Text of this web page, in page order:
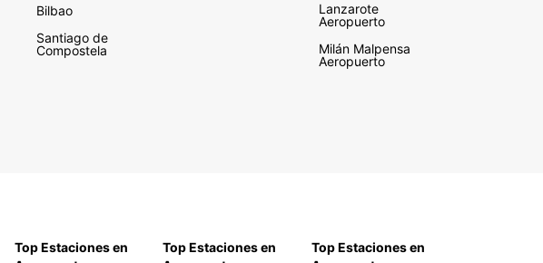
Bilbao
Santiago de
Compostela
Lanzarote
Aeropuerto
Milán Malpensa
Aeropuerto
Top Estaciones en
Top Estaciones en
Top Estaciones en